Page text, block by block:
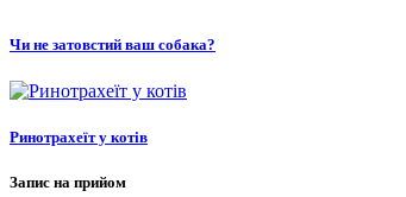
Чи не затовстий ваш собака?
Ринотрахеїт у котів
Запис на прийом